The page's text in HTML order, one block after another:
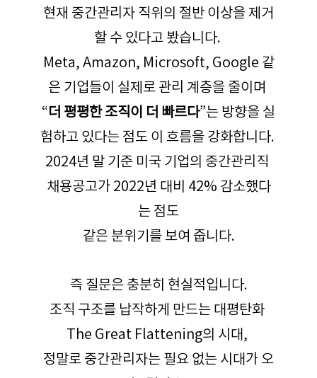
현재 중간관리자 직위의 절반 이상을 제거
할 수 있다고 봤습니다.
Meta, Amazon, Microsoft, Google 같
은 기업들이 실제로 관리 계층을 줄이며
“더 평평한 조직이 더 빠르다”는 방향을 실
험하고 있다는 점도 이 흐름을 강화합니다.
2024년 말 기준 미국 기업의 중간관리직
채용공고가 2022년 대비 42% 감소했다
는 점도
같은 분위기를 보여 줍니다.
즉 질문은 충분히 현실적입니다.
조직 구조를 납작하게 만드는 대평탄화
The Great Flattening의 시대,
정말로 중간관리자는 필요 없는 시대가 오